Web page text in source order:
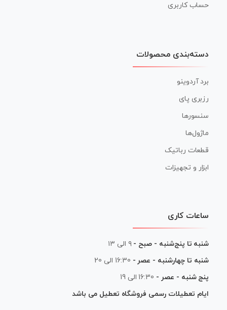
حساب کاربری
دسته‌بندی محصولات
برد آردوینو
رزبری پای
سنسورها
ماژول‌ها
قطعات رباتیک
ابزار و تجهیزات
ساعات کاری
شنبه تا پنج‌شنبه - صبح - ۹ الی ۱۳
شنبه تا چهارشنبه - عصر - 16:30 الی 20
پنج شنبه - عصر - 16:30 الی 19
ایام تعطیلات رسمی فروشگاه تعطیل می باشد